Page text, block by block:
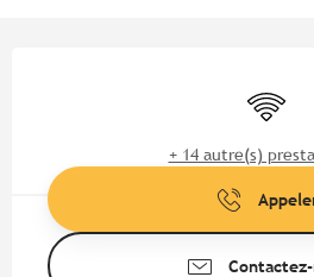
WiFi
+ 14 autre(s)